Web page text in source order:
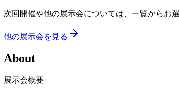
次回開催や他の展示会については、一覧からお選
他の展示会を見る
About
展示会概要